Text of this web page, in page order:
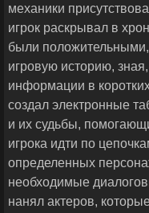
механики
игрок раскрывал в
были
игровую историю,
информации в
создал электронные
и их судьбы,
игрока идти по
определенных
необходимые
нанял актеров,